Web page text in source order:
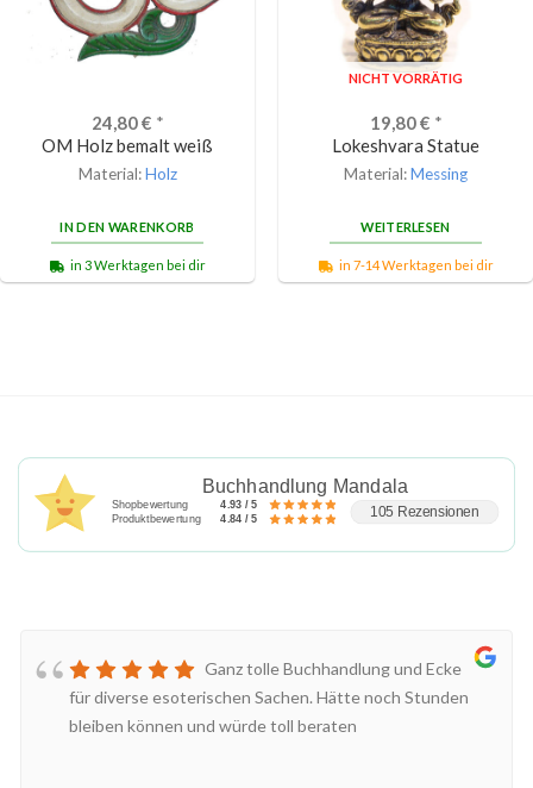
24,80€ *
OM Holz bemalt weiß
Material:Holz
IN DEN WARENKORB
in 3 Werktagen bei dir
NICHT VORRÄTIG
19,80€ *
Lokeshvara Statue
Material:Messing
WEITERLESEN
in 7-14 Werktagen bei dir
Buchhandlung Mandala
Shopbewertung 4.93 / 5
Produktbewertung 4.84 / 5 105 Rezensionen
Ganz tolle Buchhandlung und Ecke
für diverse esoterischen Sachen. Hätte noch Stunden
bleiben können und würde toll beraten